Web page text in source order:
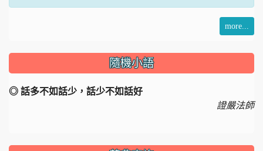
more...
隨機小語
◎ 話多不如話少，話少不如話好
證嚴法師